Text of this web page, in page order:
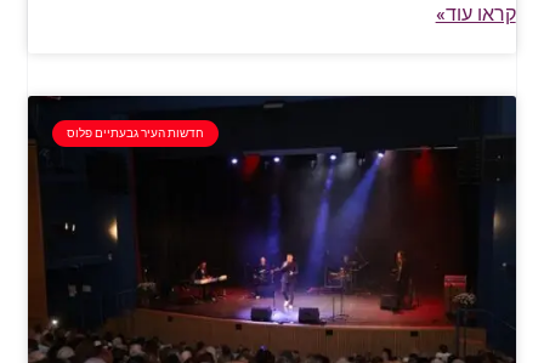
קראו עוד»
חדשות העיר גבעתיים פלוס